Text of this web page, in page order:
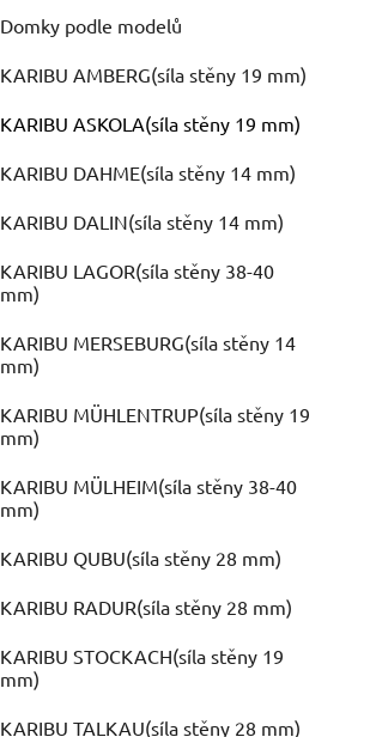
Domky podle modelů
KARIBU AMBERG(síla stěny 19 mm)
KARIBU ASKOLA(síla stěny 19 mm)
KARIBU DAHME(síla stěny 14 mm)
KARIBU DALIN(síla stěny 14 mm)
KARIBU LAGOR(síla stěny 38-40
mm)
KARIBU MERSEBURG(síla stěny 14
mm)
KARIBU MÜHLENTRUP(síla stěny 19
mm)
KARIBU MÜLHEIM(síla stěny 38-40
mm)
KARIBU QUBU(síla stěny 28 mm)
KARIBU RADUR(síla stěny 28 mm)
KARIBU STOCKACH(síla stěny 19
mm)
KARIBU TALKAU(síla stěny 28 mm)